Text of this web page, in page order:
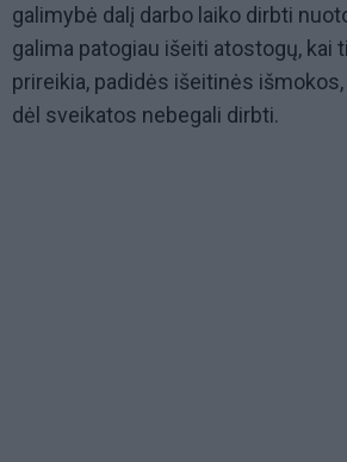
galimybė dalį darbo laiko dirbti
galima patogiau išeiti atostogų, kai
prireikia, padidės išeitinės
dėl sveikatos nebegali dirbti.